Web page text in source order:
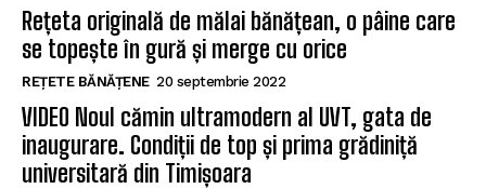
Rețeta originală de mălai bănățean, o pâine care
se topește în gură și merge cu orice
REȚETE BĂNĂȚENE 20 septembrie 2022
VIDEO Noul cămin ultramodern al UVT, gata de
inaugurare. Condiții de top și prima grădiniță
universitară din Timișoara